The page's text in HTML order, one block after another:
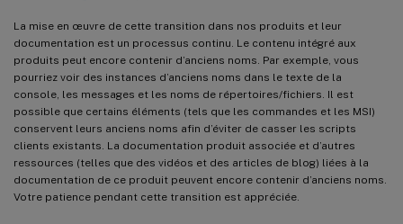
La mise en œuvre de cette transition dans nos produits et leur
documentation est un processus continu. Le contenu intégré aux
produits peut encore contenir d’anciens noms. Par exemple, vous
pourriez voir des instances d’anciens noms dans le texte de la
console, les messages et les noms de répertoires/fichiers. Il est
possible que certains éléments (tels que les commandes et les MSI)
conservent leurs anciens noms afin d’éviter de casser les scripts
clients existants. La documentation produit associée et d’autres
ressources (telles que des vidéos et des articles de blog) liées à la
documentation de ce produit peuvent encore contenir d’anciens noms.
Votre patience pendant cette transition est appréciée.